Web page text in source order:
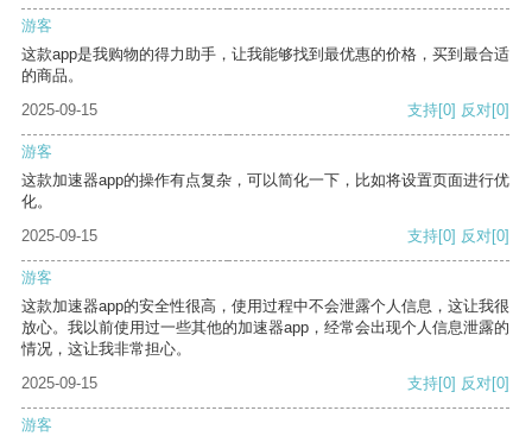
游客
这款app是我购物的得力助手，让我能够找到最优惠的价格，买到最合适
的商品。
2025-09-15
支持[0] 反对[0]
游客
这款加速器app的操作有点复杂，可以简化一下，比如将设置页面进行优
化。
2025-09-15
支持[0] 反对[0]
游客
这款加速器app的安全性很高，使用过程中不会泄露个人信息，这让我很
放心。我以前使用过一些其他的加速器app，经常会出现个人信息泄露的
情况，这让我非常担心。
2025-09-15
支持[0] 反对[0]
游客